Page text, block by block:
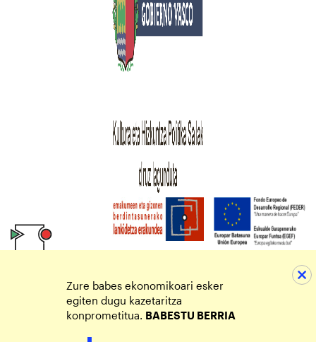
Zure babes ekonomikoari esker
egiten dugu kazetaritza
konprometitua. BABESTU BERRIA